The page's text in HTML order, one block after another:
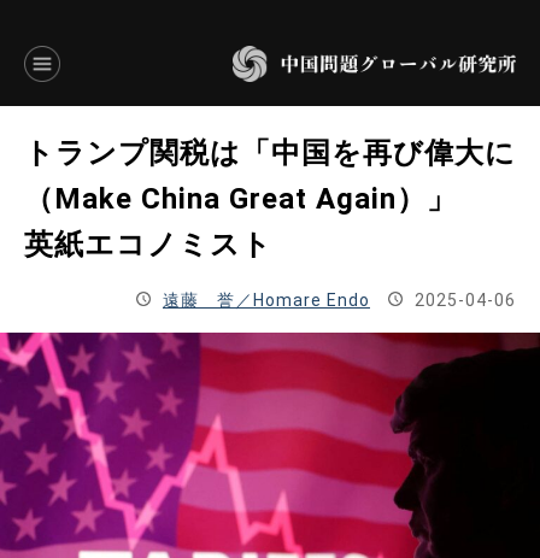
言語別アーカイブ
ENGLISH
JAPANESE
トップページ
研究員
研究所概要
設立趣意書
トランプ関税は「中国を再び偉大に
（Make China Great Again）」
英紙エコノミスト
遠藤 誉／Homare Endo 2025-04-06